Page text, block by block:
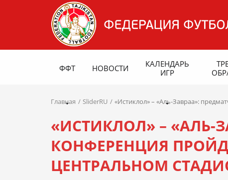
ФФТ НОВОСТИ
КАЛЕНДАРЬ
ИГР
Главная SliderRU «Истиклол» – «Аль-Завраа»:
«ИСТИКЛОЛ» – «АЛЬ-
КОНФЕРЕНЦИЯ
ЦЕНТРАЛЬНОМ